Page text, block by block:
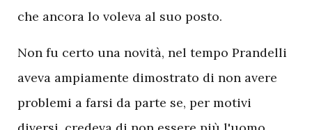
che ancora lo voleva al suo posto.
Non fu certo una novità, nel tempo Prandelli
aveva ampiamente dimostrato di non avere
problemi a farsi da parte se, per motivi